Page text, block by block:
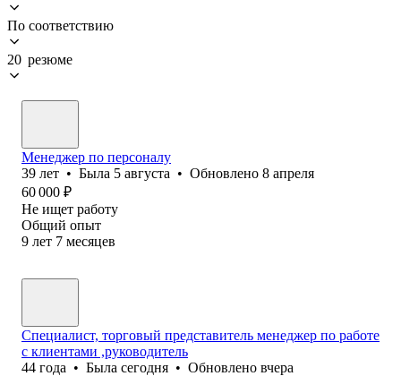
По соответствию
20 резюме
Менеджер по персоналу
39 лет • Была 5 августа • Обновлено 8 апреля
60 000 ₽
Не ищет работу
Общий опыт
9 лет 7 месяцев
Специалист, торговый представитель менеджер по работе
с клиентами ,руководитель
44 года • Была сегодня • Обновлено вчера